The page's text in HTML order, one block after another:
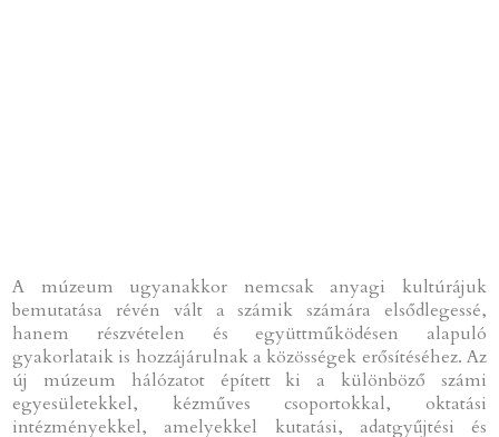
A múzeum ugyanakkor nemcsak anyagi kultúrájuk
bemutatása révén vált a számik számára elsődlegessé,
hanem részvételen és együttműködésen alapuló
gyakorlataik is hozzájárulnak a közösségek erősítéséhez. Az
új múzeum hálózatot épített ki a különböző számi
egyesületekkel, kézműves csoportokkal, oktatási
intézményekkel, amelyekkel kutatási, adatgyűjtési és